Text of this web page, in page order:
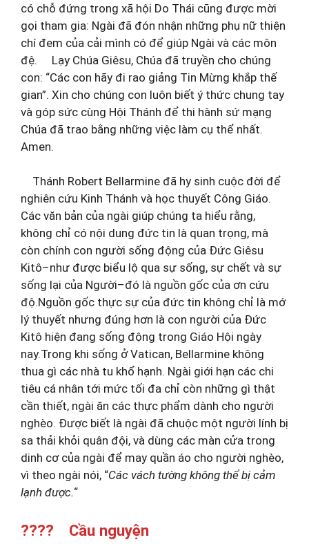
có chỗ đứng trong xã hội Do Thái cũng được mời
gọi tham gia: Ngài đã đón nhận những phụ nữ thiện
chí đem của cải mình có để giúp Ngài và các môn
đệ. Lạy Chúa Giêsu, Chúa đã truyền cho chúng
con: “Các con hãy đi rao giảng Tin Mừng khắp thế
gian”. Xin cho chúng con luôn biết ý thức chung tay
và góp sức cùng Hội Thánh để thi hành sứ mạng
Chúa đã trao bằng những việc làm cụ thể nhất.
Amen.
Thánh Robert Bellarmine đã hy sinh cuộc đời để
nghiên cứu Kinh Thánh và học thuyết Công Giáo.
Các văn bản của ngài giúp chúng ta hiểu rằng,
không chỉ có nội dung đức tin là quan trọng, mà
còn chính con người sống động của Ðức Giêsu
Kitô–như được biểu lộ qua sự sống, sự chết và sự
sống lại của Người–đó là nguồn gốc của ơn cứu
độ.Nguồn gốc thực sự của đức tin không chỉ là mớ
lý thuyết nhưng đúng hơn là con người của Ðức
Kitô hiện đang sống động trong Giáo Hội ngày
nay.Trong khi sống ở Vatican, Bellarmine không
thua gì các nhà tu khổ hạnh. Ngài giới hạn các chi
tiêu cá nhân tới mức tối đa chỉ còn những gì thật
cần thiết, ngài ăn các thực phẩm dành cho người
nghèo. Ðược biết là ngài đã chuộc một người lính bị
sa thải khỏi quân đội, và dùng các màn cửa trong
dinh cơ của ngài để may quần áo cho người nghèo,
vì theo ngài nói, “Các vách tường không thể bị cảm
lạnh được.“
???? Cầu nguyện